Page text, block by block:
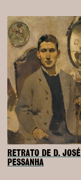
RETRATO DE D. JOSÉ
PESSANHA